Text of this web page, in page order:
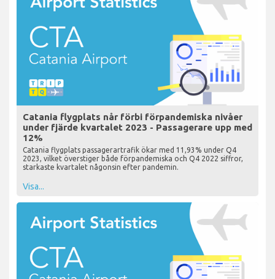
Catania flygplats når förbi förpandemiska nivåer
under fjärde kvartalet 2023 - Passagerare upp med
12%
Catania flygplats passagerartrafik ökar med 11,93% under Q4
2023, vilket överstiger både förpandemiska och Q4 2022 siffror,
starkaste kvartalet någonsin efter pandemin.
Visa...